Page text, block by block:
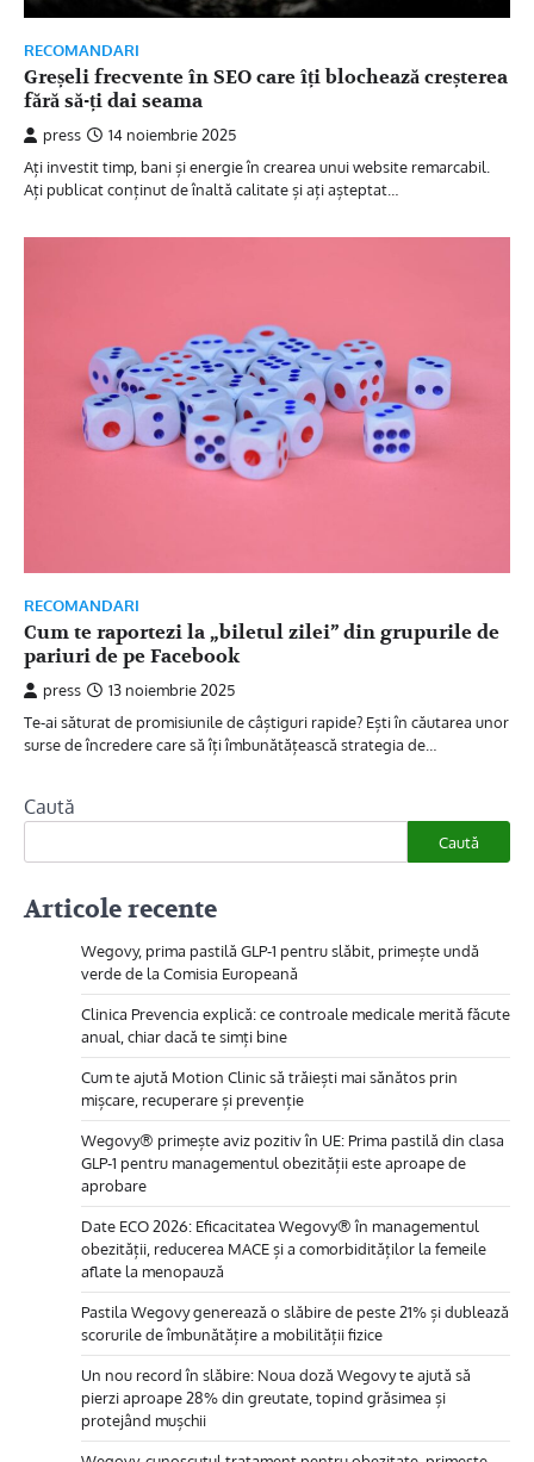
RECOMANDARI
Greșeli frecvente în SEO care îți blochează creșterea
fără să-ți dai seama
press
14 noiembrie 2025
Ați investit timp, bani și energie în crearea unui website remarcabil.
Ați publicat conținut de înaltă calitate și ați așteptat…
RECOMANDARI
Cum te raportezi la „biletul zilei” din grupurile de
pariuri de pe Facebook
press
13 noiembrie 2025
Te-ai săturat de promisiunile de câștiguri rapide? Ești în căutarea unor
surse de încredere care să îți îmbunătățească strategia de…
Caută
Caută
Articole recente
Wegovy, prima pastilă GLP-1 pentru slăbit, primește undă
verde de la Comisia Europeană
Clinica Prevencia explică: ce controale medicale merită făcute
anual, chiar dacă te simți bine
Cum te ajută Motion Clinic să trăiești mai sănătos prin
mișcare, recuperare și prevenție
Wegovy® primește aviz pozitiv în UE: Prima pastilă din clasa
GLP-1 pentru managementul obezității este aproape de
aprobare
Date ECO 2026: Eficacitatea Wegovy® în managementul
obezității, reducerea MACE și a comorbidităților la femeile
aflate la menopauză
Pastila Wegovy generează o slăbire de peste 21% și dublează
scorurile de îmbunătățire a mobilității fizice
Un nou record în slăbire: Noua doză Wegovy te ajută să
pierzi aproape 28% din greutate, topind grăsimea și
protejând mușchii